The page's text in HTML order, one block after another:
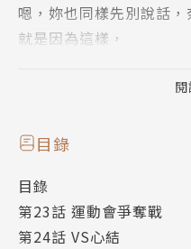
嗯，妳也同樣先別說話，
就是因為這樣，
新銳輕小說作家，本作品
目錄
目錄
第23話 運動會爭奪戰
第24話 VS心結